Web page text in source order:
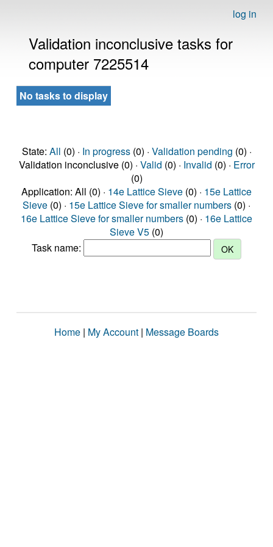
log in
Validation inconclusive tasks for
computer 7225514
No tasks to display
State: All (0) · In progress(0) · Validation pending (0) ·
Validation inconclusive (0) · Valid (0) · Invalid (0) · Error
(0)
Application: All (0) · 14e Lattice Sieve (0) · 15e Lattice
Sieve (0) · 15e Lattice Sieve for smaller numbers (0) ·
16e Lattice Sieve for smaller numbers (0) · 16e Lattice
Sieve V5 (0)
Task name:
Home | My Account | Message Boards